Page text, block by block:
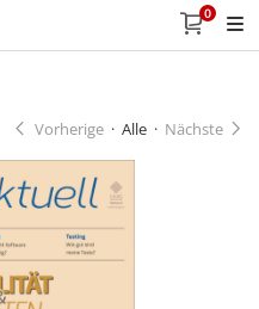
0
Vorherige · Alle · Nächste